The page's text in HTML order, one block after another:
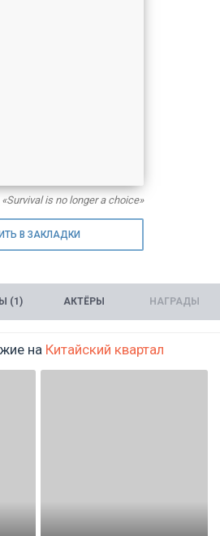
«Survival is no longer a choice»
(1) АКТЁРЫ НАГРАДЫ
на Китайский квартал